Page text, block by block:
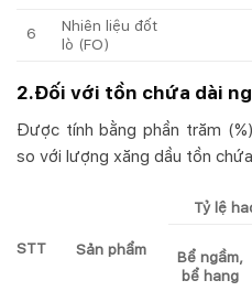
6
Nhiên liệu đốt
lò (FO)
2.Đối với tồn chứa dài
Được tính bằng phần trăm
so với lượng xăng dầu tồn
STT Sản phẩm
Tỷ lệ
Bể ngầm,
bể hang